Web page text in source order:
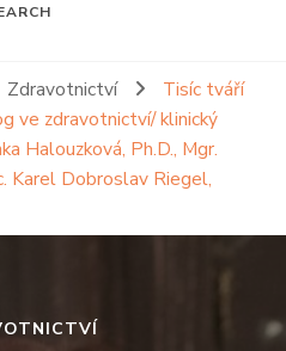
Zdravotnictví
Tisíc tváří
ve zdravotnictví/ klinický
Halouzková, Ph.D., Mgr.
Karel Dobroslav Riegel,